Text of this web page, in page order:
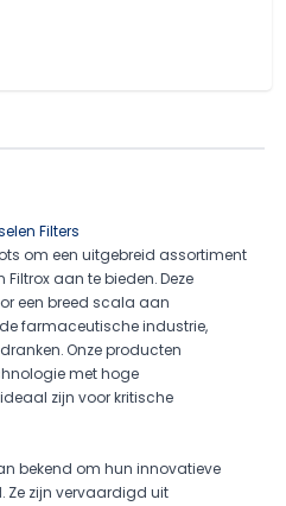
Filters
om een uitgebreid assortiment
aan te bieden. Deze
een breed scala aan
farmaceutische industrie,
Onze producten
met hoge
zijn voor kritische
bekend om hun innovatieve
Ze zijn vervaardigd uit